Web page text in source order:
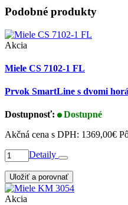
Podobné produkty
Akcia
Miele CS 7102-1 FL
Prvok SmartLine s dvomi
Dostupnosť:
Dostupné
Akčná cena s DPH: 1369,00€
Detaily
Uložiť a porovnať
Akcia